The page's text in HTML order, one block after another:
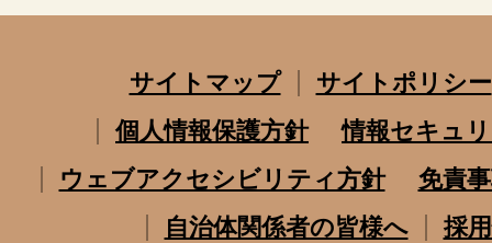
サイトマップ
サイトポリシー
個人情報保護方針
情報セキュ
ウェブアクセシビリティ方針
免責
自治体関係者の皆様へ
採